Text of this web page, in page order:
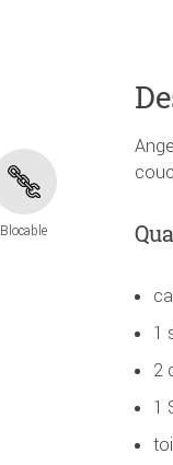
Blocable
1
2
1